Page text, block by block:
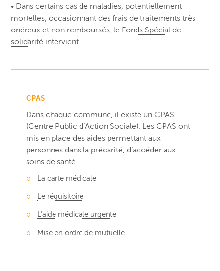
• Dans certains cas de maladies, potentiellement
mortelles, occasionnant des frais de traitements très
onéreux et non remboursés, le Fonds Spécial de
solidarité intervient.
CPAS
Dans chaque commune, il existe un CPAS
(Centre Public d’Action Sociale). Les CPAS ont
mis en place des aides permettant aux
personnes dans la précarité, d’accéder aux
soins de santé.
La carte médicale
Le réquisitoire
L’aide médicale urgente
Mise en ordre de mutuelle